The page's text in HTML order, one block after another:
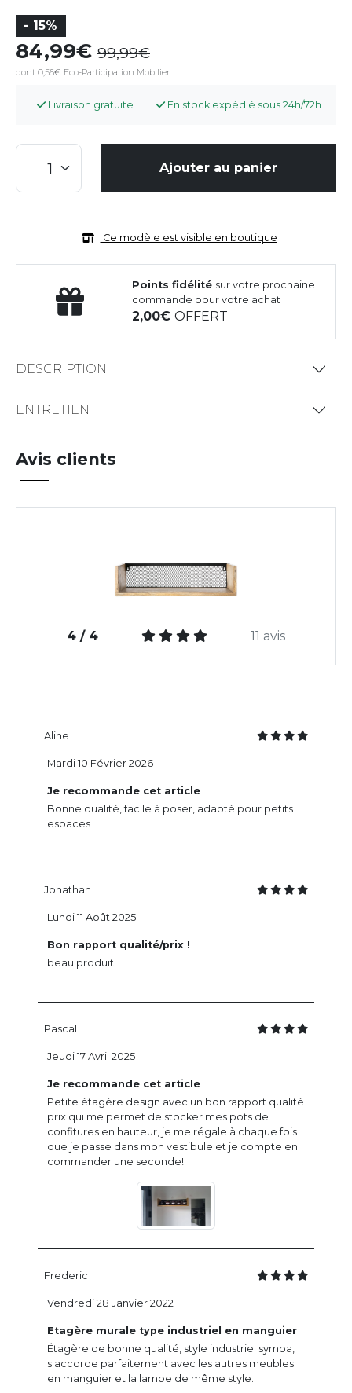
- 15%
84,99 99,99
dont 0,56€ Eco-Participation Mobilier
Livraison gratuite En stock expédié sous 24h/72h
Ajouter au panier
Ce modèle est visible en boutique
Points fidélité sur votre prochaine
commande pour votre achat
2,00OFFERT
DESCRIPTION
ENTRETIEN
Avis clients
4 / 4 11 avis
Aline
Je recommande cet article
Bonne qualité, facile à poser, adapté pour petits
espaces
Mardi 10 Février 2026
Jonathan
Bon rapport qualité/prix !
beau produit
Lundi 11 Août 2025
Pascal
Je recommande cet article
Petite étagère design avec un bon rapport qualité
prix qui me permet de stocker mes pots de
confitures en hauteur, je me régale à chaque fois
que je passe dans mon vestibule et je compte en
commander une seconde!
Jeudi 17 Avril 2025
Frederic
Etagère murale type industriel en manguier
Étagère de bonne qualité, style industriel sympa,
s'accorde parfaitement avec les autres meubles
en manguier et la lampe de même style.
Vendredi 28 Janvier 2022